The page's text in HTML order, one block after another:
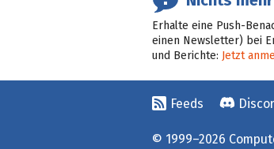
Erhalte eine Push-
einen Newsletter) bei
und Berichte: Jetzt
Feeds
© 1999–2026